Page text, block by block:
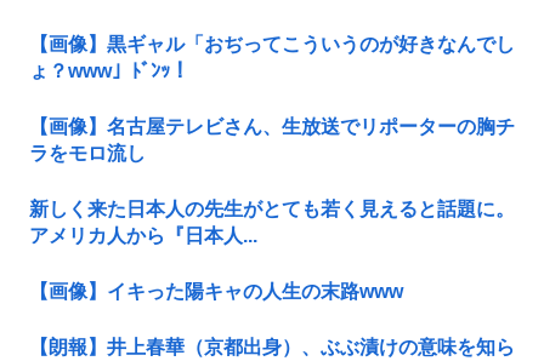
【画像】黒ギャル「おぢってこういうのが好きなんでし
ょ？www」ﾄﾞﾝｯ！
【画像】名古屋テレビさん、生放送でリポーターの胸チ
ラをモロ流し
新しく来た日本人の先生がとても若く見えると話題に。
アメリカ人から『日本人...
【画像】イキった陽キャの人生の末路www
【朗報】井上春華（京都出身）、ぶぶ漬けの意味を知ら